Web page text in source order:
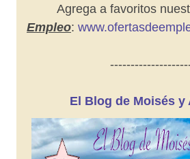
Agrega a favoritos
Empleo:
El Blog de Moisés y